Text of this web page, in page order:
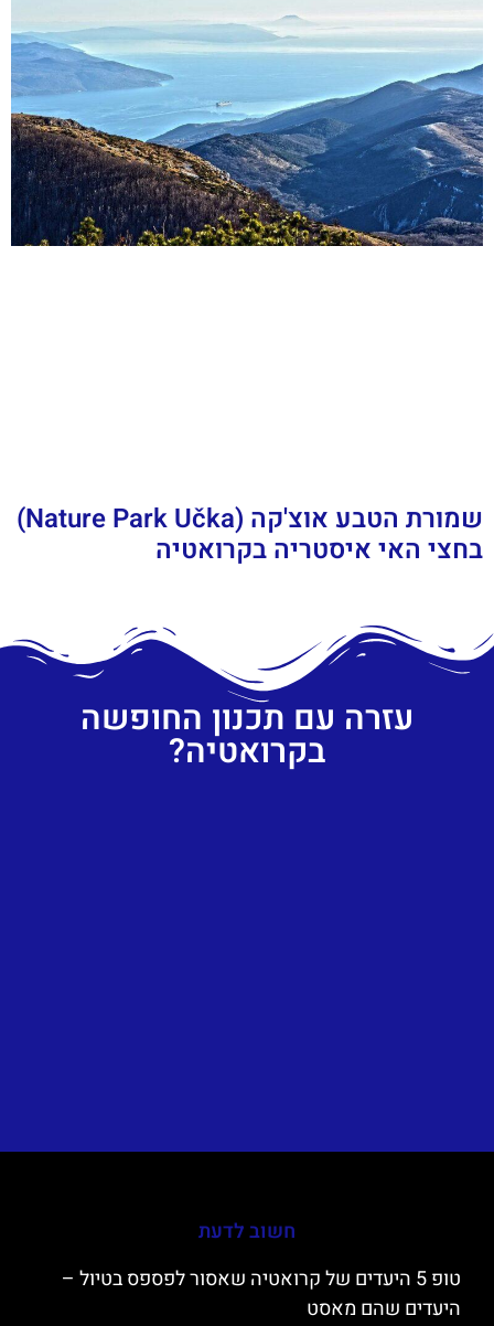
שמורת הטבע אוצ'קה (Nature Park Učka)
בחצי האי איסטריה בקרואטיה
עזרה עם תכנון החופשה
בקרואטיה?
חשוב לדעת
טופ 5 היעדים של קרואטיה שאסור לפספס בטיול –
היעדים שהם מאסט